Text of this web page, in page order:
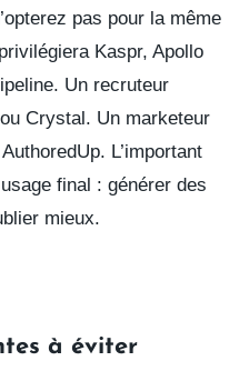
pas pour la même
privilégiera Kaspr, Apollo
. Un recruteur
Crystal . Un marketeur
AuthoredUp. L’important
final : générer des
mieux.
à éviter